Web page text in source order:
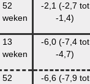
52
weken
-2,1 (-2,7 tot
-1,4)
13
weken
-6,0 (-7,4 tot
-4,7)
52
-6,6 (-7,9 tot